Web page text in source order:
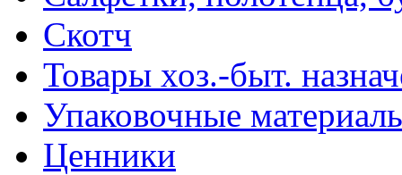
Скотч
Товары хоз.-быт.
Упаковочные
Ценники